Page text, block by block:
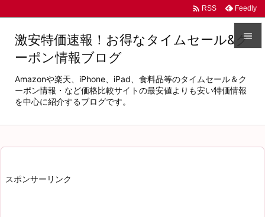




 RSS Feedly
激安特価速報！お得なタイムセール&ク
ーポン情報ブログ
Amazonや楽天、iPhone、iPad、食料品等のタイムセール＆ク
ーポン情報・など価格比較サイトの最安値よりも安い特価情報
を中心に紹介するブログです。
スポンサーリンク